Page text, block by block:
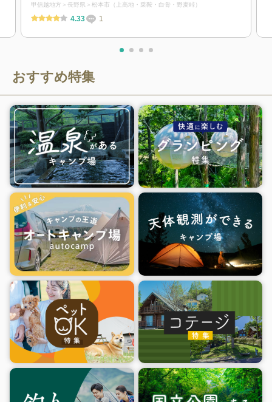
甲信越地方 長野県 松本市（上高地・乗鞍・白骨・野麦峠）
4.33 1
おすすめ特集